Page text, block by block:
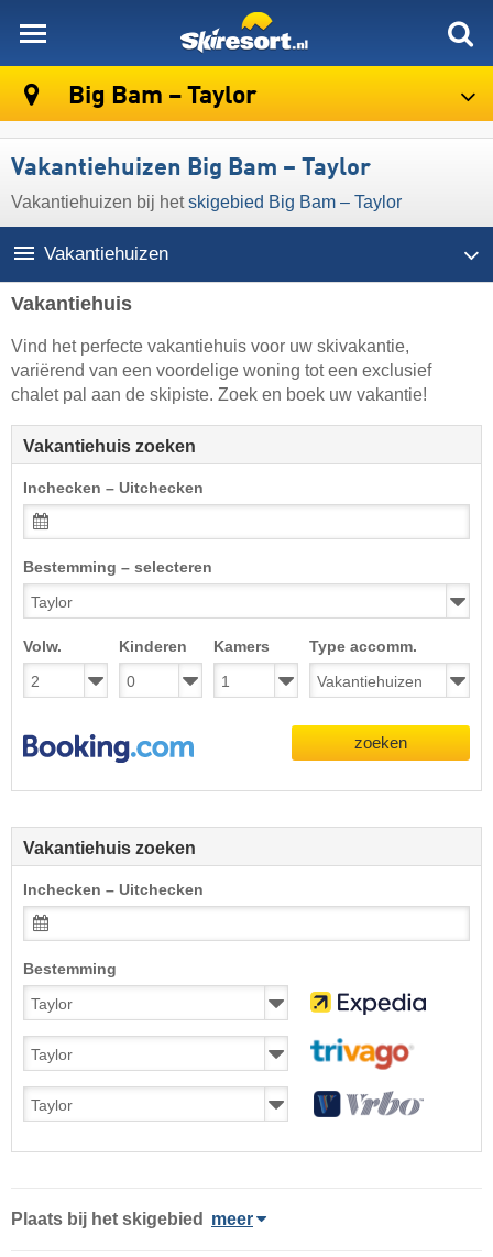
Big Bam – Taylor
Vakantiehuizen Big Bam – Taylor
Vakantiehuizen bij hetskigebied Big Bam – Taylor
Vakantiehuizen
Vakantiehuis
Vind het perfecte vakantiehuis voor uw skivakantie,
variërend van een voordelige woning tot een exclusief
chalet pal aan de skipiste. Zoek en boek uw vakantie!
Vakantiehuis zoeken
Inchecken – Uitchecken
Bestemming – selecteren
Volw. Kinderen Kamers Type accomm.
zoeken
Vakantiehuis zoeken
Inchecken – Uitchecken
Bestemming
Plaats bij het skigebied meer